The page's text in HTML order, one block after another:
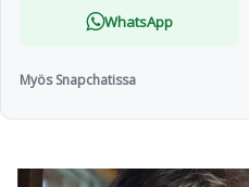
WhatsApp
Myös Snapchatissa